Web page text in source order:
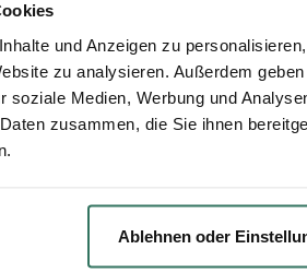
und Anzeigen zu
zu analysieren. Außerdem
soziale Medien, Werbung und
zusammen, die Sie ihnen
Ablehnen oder
Angebote